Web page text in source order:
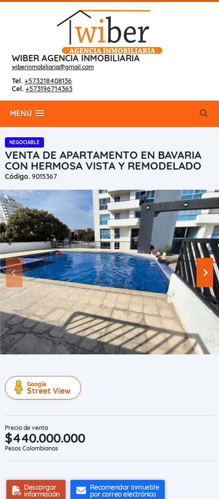
WIBER AGENCIA INMOBILIARIA
wiberinmobiliaria@gmail.com
Tel. +573218408136
Cel. +573196714363
MENÚ
NEGOCIABLE
VENTA DE APARTAMENTO EN BAVARIA
CON HERMOSA VISTA Y REMODELADO
Código. 9015367
Google
Street View
Precio de venta
$440.000.000
Pesos Colombianos
Descargar
información
Recomendar inmueble
por correo electrónico